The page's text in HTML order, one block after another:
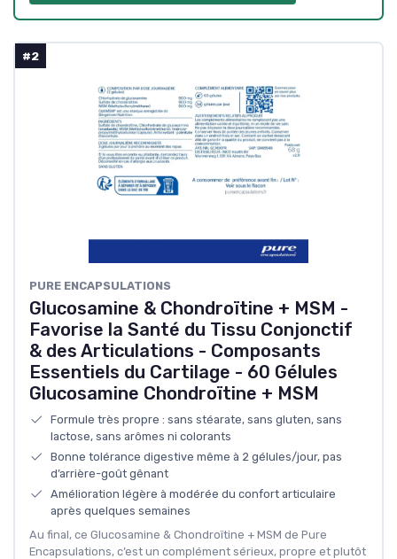
#2
PURE ENCAPSULATIONS
Glucosamine & Chondroïtine + MSM -
Favorise la Santé du Tissu Conjonctif
& des Articulations - Composants
Essentiels du Cartilage - 60 Gélules
Glucosamine Chondroïtine + MSM
Formule très propre : sans stéarate, sans gluten, sans
lactose, sans arômes ni colorants
Bonne tolérance digestive même à 2 gélules/jour, pas
d’arrière-goût gênant
Amélioration légère à modérée du confort articulaire
après quelques semaines
Au final, ce Glucosamine & Chondroïtine + MSM de Pure
Encapsulations, c’est un complément sérieux, propre et plutôt